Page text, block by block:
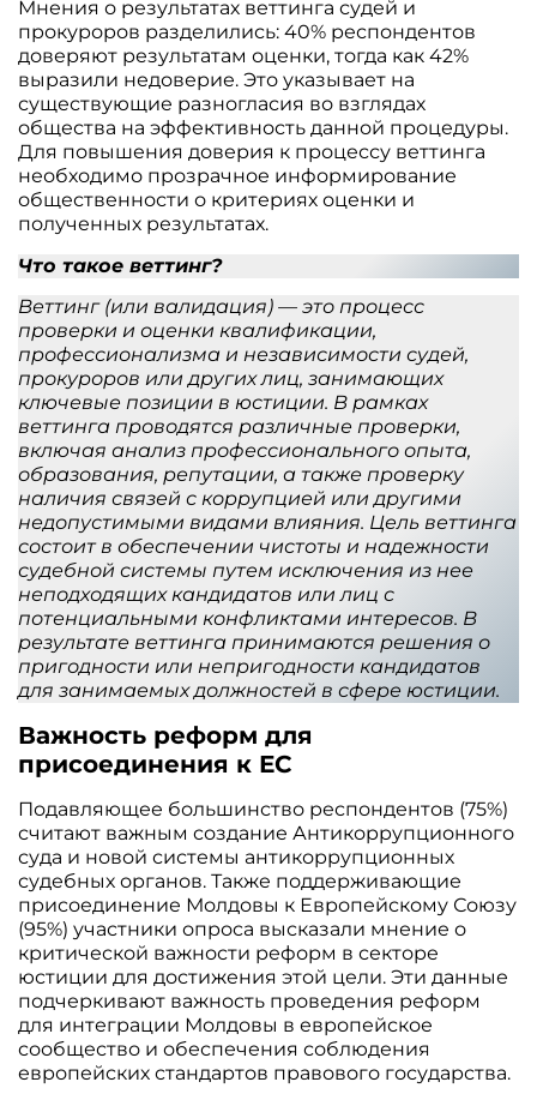
Мнения о результатах веттинга судей и
прокуроров разделились: 40% респондентов
доверяют результатам оценки, тогда как 42%
выразили недоверие. Это указывает на
существующие разногласия во взглядах
общества на эффективность данной процедуры.
Для повышения доверия к процессу веттинга
необходимо прозрачное информирование
общественности о критериях оценки и
полученных результатах.
Что такое веттинг?
Веттинг (или валидация) — это процесс
проверки и оценки квалификации,
профессионализма и независимости судей,
прокуроров или других лиц, занимающих
ключевые позиции в юстиции. В рамках
веттинга проводятся различные проверки,
включая анализ профессионального опыта,
образования, репутации, а также проверку
наличия связей с коррупцией или другими
недопустимыми видами влияния. Цель веттинга
состоит в обеспечении чистоты и надежности
судебной системы путем исключения из нее
неподходящих кандидатов или лиц с
потенциальными конфликтами интересов. В
результате веттинга принимаются решения о
пригодности или непригодности кандидатов
для занимаемых должностей в сфере юстиции.
Важность реформ для
присоединения к ЕС
Подавляющее большинство респондентов (75%)
считают важным создание Антикоррупционного
суда и новой системы антикоррупционных
судебных органов. Также поддерживающие
присоединение Молдовы к Европейскому Союзу
(95%) участники опроса высказали мнение о
критической важности реформ в секторе
юстиции для достижения этой цели. Эти данные
подчеркивают важность проведения реформ
для интеграции Молдовы в европейское
сообщество и обеспечения соблюдения
европейских стандартов правового государства.